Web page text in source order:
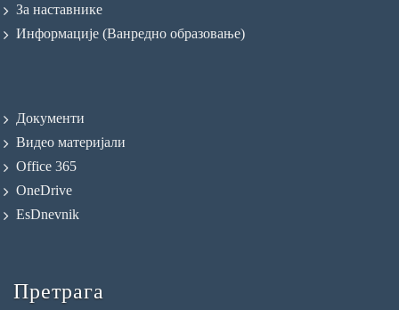
За наставнике
Информације (Ванредно образовање)
Документи
Видео материјали
Office 365
OneDrive
EsDnevnik
Претрага